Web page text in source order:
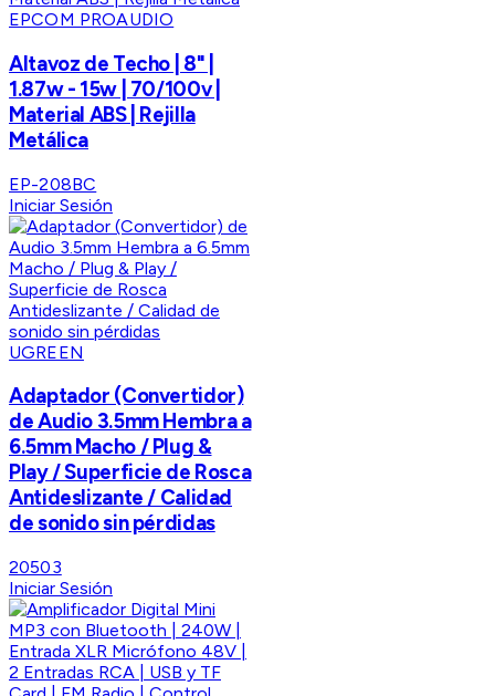
EPCOM PROAUDIO
Altavoz de Techo | 8" |
1.87w - 15w | 70/100v |
Material ABS | Rejilla
Metálica
EP-208BC
Iniciar Sesión
UGREEN
Adaptador (Convertidor)
de Audio 3.5mm Hembra a
6.5mm Macho / Plug &
Play / Superficie de Rosca
Antideslizante / Calidad
de sonido sin pérdidas
20503
Iniciar Sesión